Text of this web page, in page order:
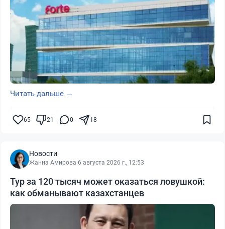
Читать дальше →
65 21 0 18
Новости
Жанна Амирова·6 августа 2026 г., 12:53
Тур за 120 тысяч может оказаться ловушкой:
как обманывают казахстанцев